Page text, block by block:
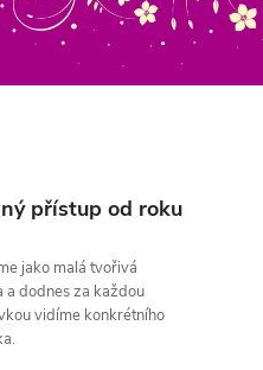
přístup od roku
jako malá tvořivá
a dodnes za každou
vidíme konkrétního